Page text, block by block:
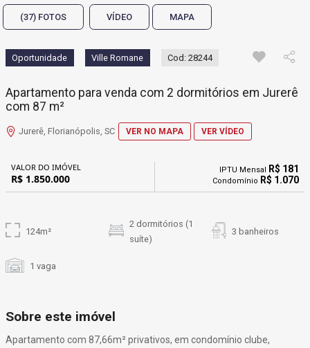
(37) FOTOS VÍDEO MAPA
Oportunidade Ville Romane Cod: 28244
Apartamento para venda com 2 dormitórios em Jurerê
com 87 m²
Jurerê, Florianópolis, SC VER NO MAPA VER VÍDEO
VALOR DO IMÓVEL
R$ 1.850.000
IPTU Mensal R$ 181
Condomínio R$ 1.070
124m²
2 dormitórios (1
suíte)
3 banheiros
1 vaga
Sobre este imóvel
Apartamento com 87,66m² privativos, em condomínio clube,